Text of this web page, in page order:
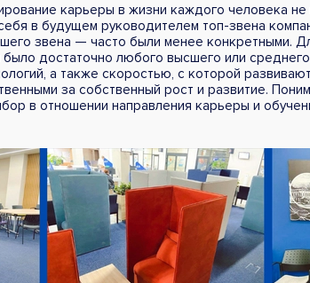
карьеры в жизни каждого человека
в будущем руководителем топ-звена
звена — часто были менее конкретными.
достаточно любого высшего или
а также скоростью, с которой
за собственный рост и развитие.
в отношении направления карьеры и